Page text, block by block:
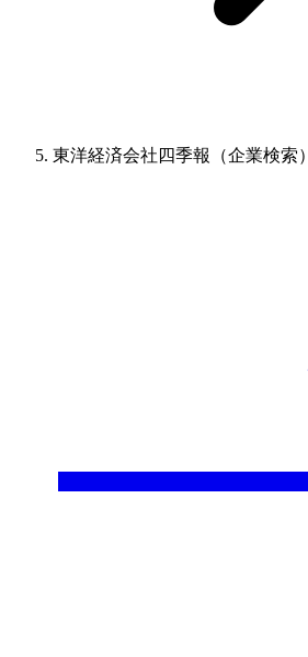
東洋経済会社四季報（企業検索）